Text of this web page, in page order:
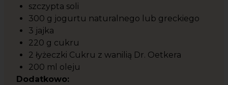
szczypta soli
300 g jogurtu naturalnego lub greckiego
3 jajka
220 g cukru
2 łyżeczki Cukru z wanilią Dr. Oetkera
200 ml oleju
Dodatkowo: